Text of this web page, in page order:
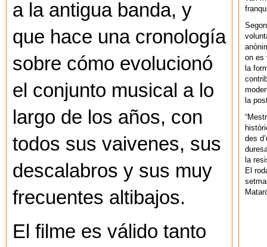
a la antigua banda, y
que hace una cronología
sobre cómo evolucionó
el conjunto musical a lo
largo de los años, con
todos sus vaivenes, sus
descalabros y sus muy
frecuentes altibajos.
El filme es válido tanto
on es
la
la
des
la
El